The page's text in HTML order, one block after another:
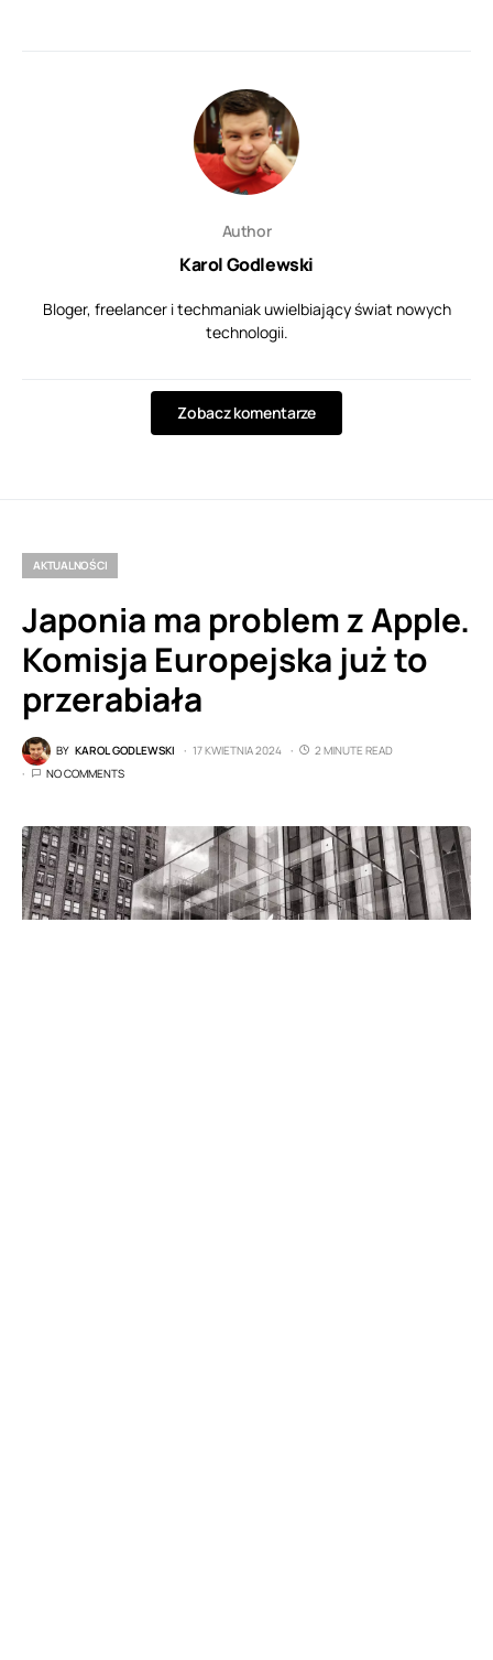
Author
Karol Godlewski
Bloger, freelancer i techmaniak uwielbiający świat nowych
technologii.
Zobacz komentarze
AKTUALNOŚCI
Japonia ma problem z Apple.
Komisja Europejska już to
przerabiała
BY KAROL GODLEWSKI 17 KWIETNIA 2024
2 MINUTE READ
NO COMMENTS